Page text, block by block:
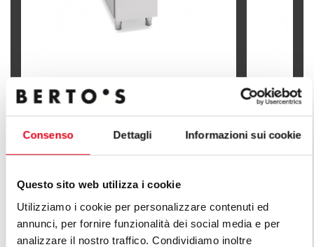
Consenso Dettagli Informazioni sui cookie
Questo sito web utilizza i cookie
Utilizziamo i cookie per personalizzare contenuti ed
annunci, per fornire funzionalità dei social media e per
analizzare il nostro traffico. Condividiamo inoltre
ЛИТРА (КОНТРОЛЬ С БФЛЕКС)
Л
ОТКРОЙ ДЛЯ СЕБЯ ВСЕ ЛИНЕЙКИ
ИЗДЕЛИЙ ЛИНИЯ ПЛЮС